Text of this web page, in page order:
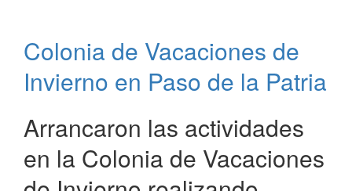
salvavidas
en
Colonia
Colonia de Vacaciones de
Invierno en Paso de la Patria
Arrancaron las actividades
en la Colonia de Vacaciones